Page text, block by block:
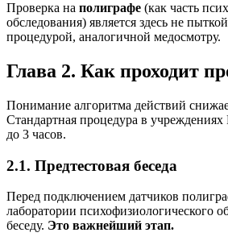
Проверка на полиграфе (как часть
обследования) является здесь не
процедурой, аналогичной медосмотру.
Глава 2. Как проходит
Понимание алгоритма действий
Стандартная процедура в учреждениях
до 3 часов.
2.1. Предтестовая беседа
Перед подключением датчиков
лаборатории психофизиологического
беседу. Это важнейший этап.